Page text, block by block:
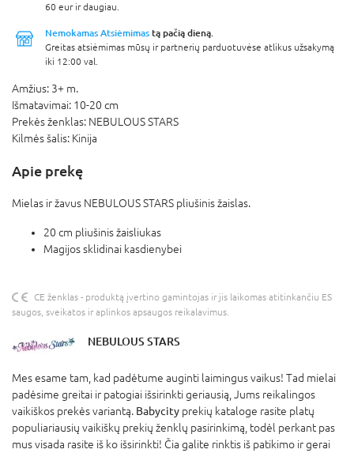
60 eur ir daugiau.
Nemokamas Atsiėmimas tą pačią dieną.
Greitas atsiėmimas mūsų ir partnerių parduotuvėse atlikus užsakymą
iki 12:00 val.
Amžius: 3+ m.
Išmatavimai: 10-20 cm
Prekės ženklas: NEBULOUS STARS
Kilmės šalis: Kinija
Apie prekę
Mielas ir žavus NEBULOUS STARS pliušinis žaislas.
20 cm pliušinis žaisliukas
Magijos sklidinai kasdienybei
CE ženklas - produktą įvertino gamintojas ir jis laikomas atitinkančiu ES
saugos, sveikatos ir aplinkos apsaugos reikalavimus.
NEBULOUS STARS
Mes esame tam, kad padėtume auginti laimingus vaikus! Tad mielai
padėsime greitai ir patogiai išsirinkti geriausią, Jums reikalingos
vaikiškos prekės variantą. Babycity prekių kataloge rasite platų
populiariausių vaikiškų prekių ženklų pasirinkimą, todėl perkant pas
mus visada rasite iš ko išsirinkti! Čia galite rinktis iš patikimo ir gerai